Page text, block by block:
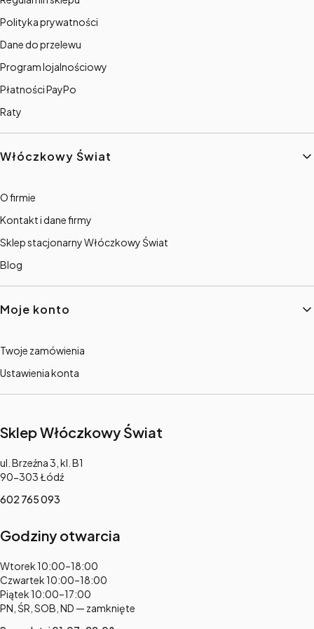
Polityka prywatności
Dane do przelewu
Program lojalnościowy
Płatności PayPo
Raty
Włóczkowy Świat
O firmie
Kontakt i dane firmy
Sklep stacjonarny Włóczkowy Świat
Blog
Moje konto
Twoje zamówienia
Ustawienia konta
Sklep Włóczkowy Świat
Adres:
ul. Brzeźna 3, kl. B1
90-303 Łódź
602 765 093
Godziny otwarcia
Adres:
Wtorek 10:00–18:00
Czwartek 10:00–18:00
Piątek 10:00–17:00
PN, ŚR, SOB, ND — zamknięte